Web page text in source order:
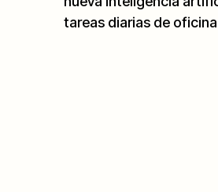
tareas diarias de oficina